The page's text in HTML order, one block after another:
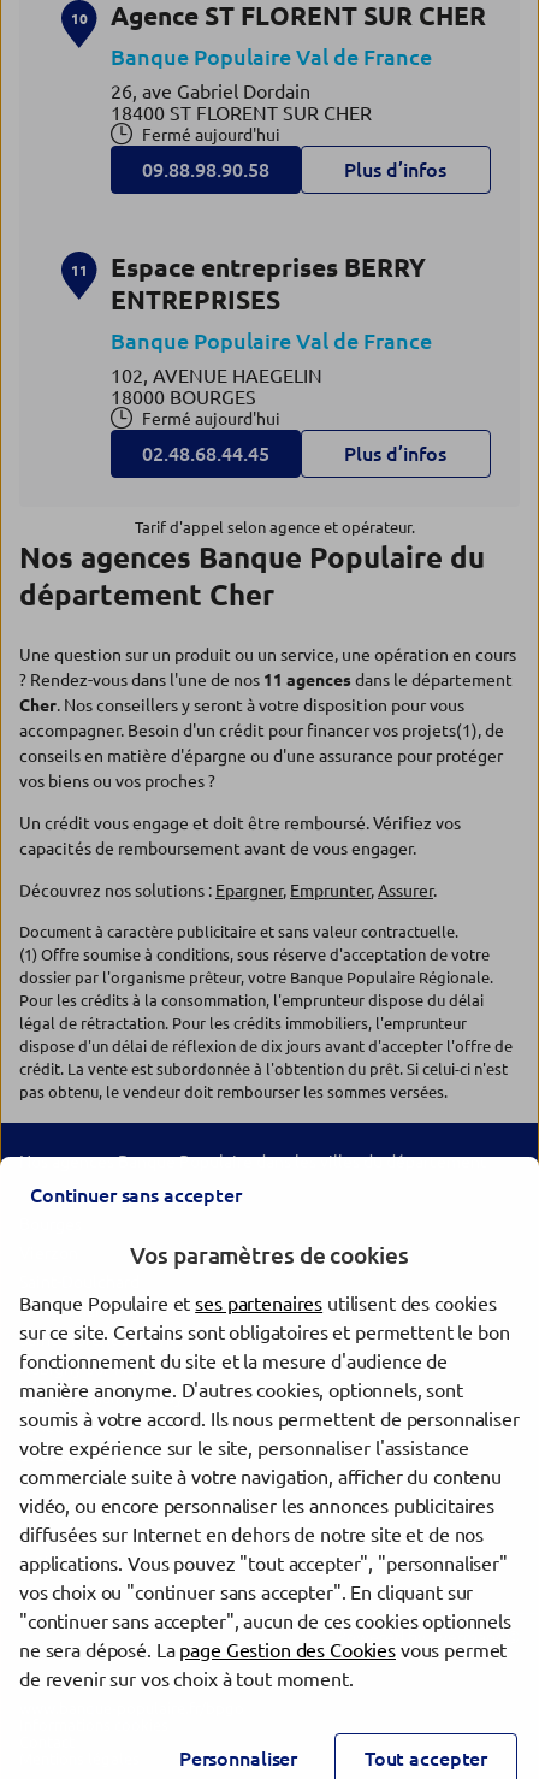
10 Agence ST FLORENT SUR CHER
Banque Populaire Val de France
26, ave Gabriel Dordain
18400 ST FLORENT SUR CHER
Fermé aujourd'hui
09.88.98.90.58 Plus d’infos
11
Espace entreprises BERRY
ENTREPRISES
Banque Populaire Val de France
102, AVENUE HAEGELIN
18000 BOURGES
Fermé aujourd'hui
02.48.68.44.45 Plus d’infos
Tarif d'appel selon agence et opérateur.
Nos agences Banque Populaire du
département Cher
Une question sur un produit ou un service, une opération en cours
? Rendez-vous dans l'une de nos 11 agencesdans le département
Cher. Nos conseillers y seront à votre disposition pour vous
accompagner. Besoin d'un crédit pour financer vos projets(1), de
conseils en matière d'épargne ou d'une assurance pour protéger
vos biens ou vos proches ?
Un crédit vous engage et doit être remboursé. Vérifiez vos
capacités de remboursement avant de vous engager.
Découvrez nos solutions : Epargner, Emprunter,Assurer.
Document à caractère publicitaire et sans valeur contractuelle.
(1) Offre soumise à conditions, sous réserve d'acceptation de votre
dossier par l'organisme prêteur, votre Banque Populaire Régionale.
Pour les crédits à la consommation, l'emprunteur dispose du délai
légal de rétractation. Pour les crédits immobiliers, l'emprunteur
dispose d'un délai de réflexion de dix jours avant d'accepter l'offre de
crédit. La vente est subordonnée à l'obtention du prêt. Si celui-ci n'est
pas obtenu, le vendeur doit rembourser les sommes versées.
Nos agences Banque Populaire dans les villes du département
Saint-Amand-Montrond
Saint-Florent-sur-Cher
Aubigny-sur-Nère
Saint-Germain-du-Puy
Sancoins
Châteaumeillant
Trouver une agence Banque Populaire
Cher
evermaps ©
Continuer sans accepter
Vos paramètres de cookies
Banque Populaire etses partenaires utilisent des cookies
sur ce site. Certains sont obligatoires et permettent le bon
fonctionnement du site et la mesure d'audience de
manière anonyme. D'autres cookies, optionnels, sont
soumis à votre accord. Ils nous permettent de personnaliser
votre expérience sur le site, personnaliser l'assistance
commerciale suite à votre navigation, afficher du contenu
vidéo, ou encore personnaliser les annonces publicitaires
diffusées sur Internet en dehors de notre site et de nos
applications. Vous pouvez "tout accepter", "personnaliser"
vos choix ou "continuer sans accepter". En cliquant sur
"continuer sans accepter", aucun de ces cookies optionnels
ne sera déposé. La page Gestion des Cookiesvous permet
de revenir sur vos choix à tout moment.
Personnaliser Tout accepter